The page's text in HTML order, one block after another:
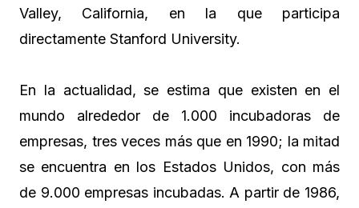
Valley, California, en la que participa
directamente Stanford University.
En la actualidad, se estima que existen en el
mundo alrededor de 1.000 incubadoras de
empresas, tres veces más que en 1990; la mitad
se encuentra en los Estados Unidos, con más
de 9.000 empresas incubadas. A partir de 1986,